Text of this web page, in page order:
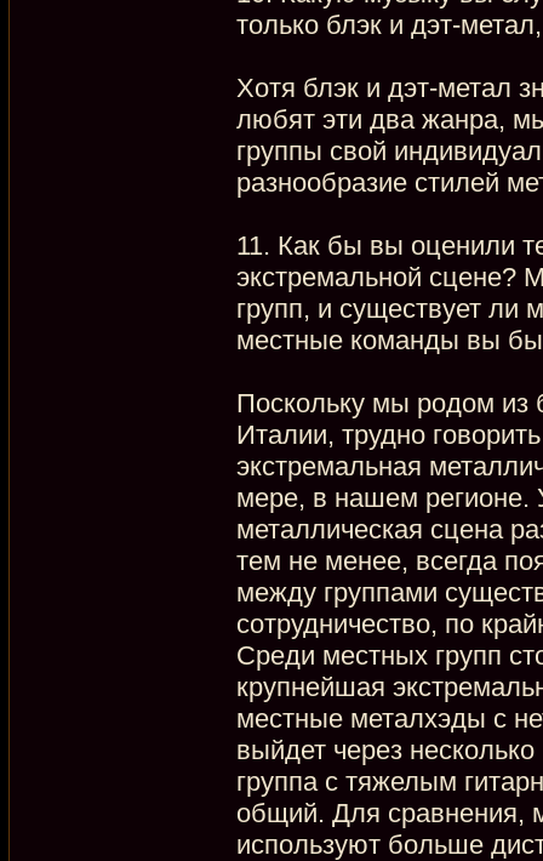
только блэк и дэт-
Хотя блэк и дэт-метал
любят эти два жанра,
группы свой
разнообразие стилей
11. Как бы вы оценили
экстремальной сцене?
групп, и существует ли
местные команды вы
Поскольку мы родом из
Италии, трудно
экстремальная
мере, в нашем регионе.
металлическая сцена
тем не менее, всегда
между группами
сотрудничество, по
Среди местных групп
крупнейшая
местные металхэды с
выйдет через
группа с тяжелым
общий. Для сравнения,
используют больше